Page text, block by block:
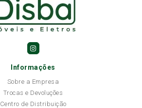
Informações
Sobre a Empresa
Trocas e Devoluções
Centro de Distribuição